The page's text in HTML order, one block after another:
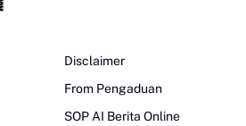
Disclaimer
From Pengaduan
SOP AI Berita Online